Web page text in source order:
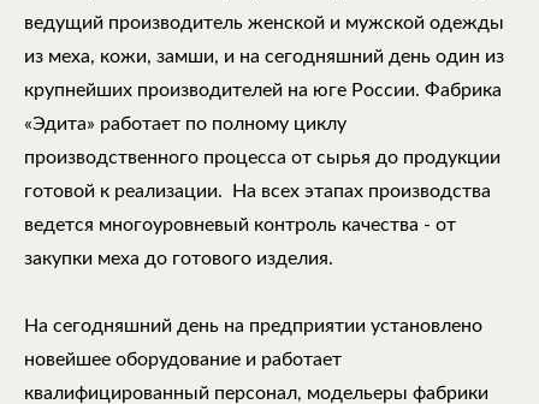
ведущий производитель женской и мужской одежды
из меха, кожи, замши, и на сегодняшний день один из
крупнейших производителей на юге России. Фабрика
«Эдита» работает по полному циклу
производственного процесса от сырья до продукции
готовой к реализации. На всех этапах производства
ведется многоуровневый контроль качества - от
закупки меха до готового изделия.
На сегодняшний день на предприятии установлено
новейшее оборудование и работает
квалифицированный персонал, модельеры фабрики